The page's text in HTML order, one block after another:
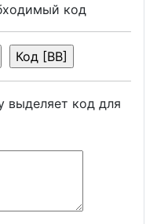
код
выделяет код для